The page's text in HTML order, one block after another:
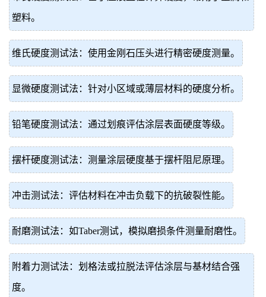
塑料。
维氏硬度测试法：使用金刚石压头进行精密硬度测量。
显微硬度测试法：针对小区域或薄层材料的硬度分析。
铅笔硬度测试法：通过划痕评估涂层表面硬度等级。
摆杆硬度测试法：测量涂层硬度基于摆杆阻尼原理。
冲击测试法：评估材料在冲击负载下的抗破裂性能。
耐磨测试法：如Taber测试，模拟磨损条件测量耐磨性。
附着力测试法：划格法或拉脱法评估涂层与基材结合强
度。